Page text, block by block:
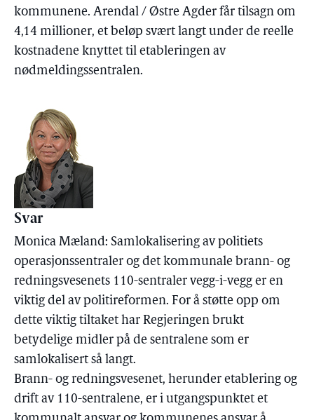
kommunene. Arendal / Østre Agder får tilsagn om
4,14 millioner, et beløp svært langt under de reelle
kostnadene knyttet til etableringen av
nødmeldingssentralen.
Svar
Monica Mæland: Samlokalisering av politiets
operasjonssentraler og det kommunale brann- og
redningsvesenets 110-sentraler vegg-i-vegg er en
viktig del av politireformen. For å støtte opp om
dette viktig tiltaket har Regjeringen brukt
betydelige midler på de sentralene som er
samlokalisert så langt.
Brann- og redningsvesenet, herunder etablering og
drift av 110-sentralene, er i utgangspunktet et